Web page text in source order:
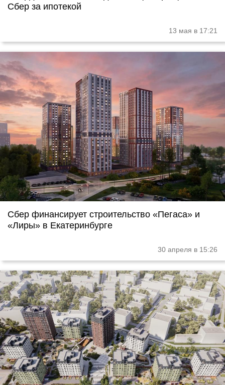
Сбер за ипотекой
13 мая в 17:21
Сбер финансирует строительство «Пегаса» и
«Лиры» в Екатеринбурге
30 апреля в 15:26